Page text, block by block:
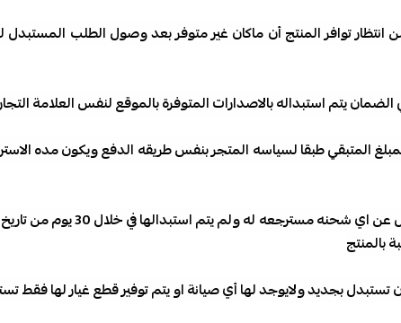
يتم استبداله بالاصدارات المتوفرة بالموقع لنفس العلامة
- يرجي العلم ان المتجر
بالمنتج
تستبدل بجديد ولايوجد لها أي صيانة او يتم توفير قطع غيار لها فقط